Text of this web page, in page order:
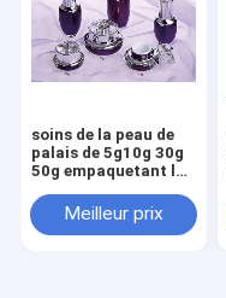
soins de la peau de
palais de 5g10g 30g
50g empaquetant la
cosmétique de pot de
crème de visage de la
Meilleur prix